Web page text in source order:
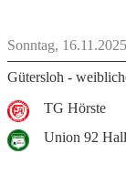
Sonntag, 16.11.2025
Gütersloh -
TG Hörste
Union 92